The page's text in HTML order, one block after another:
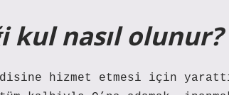
kul nasıl olunur?
hizmet etmesi için